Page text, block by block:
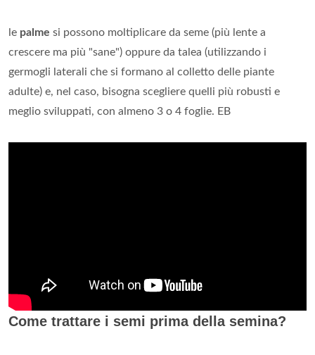
le palme si possono moltiplicare da seme (più lente a
crescere ma più "sane") oppure da talea (utilizzando i
germogli laterali che si formano al colletto delle piante
adulte) e, nel caso, bisogna scegliere quelli più robusti e
meglio sviluppati, con almeno 3 o 4 foglie. EB
Come trattare i semi prima della semina?